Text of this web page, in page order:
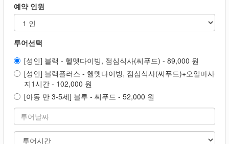
예약 인원
투어선택
[성인] 블랙 - 헬멧다이빙, 점심식사(씨푸드) - 89,000 원
[성인] 블랙플러스 - 헬멧다이빙, 점심식사(씨푸드)+오일마사
지1시간 - 102,000 원
[아동 만 3-5세] 블루 - 씨푸드 - 52,000 원